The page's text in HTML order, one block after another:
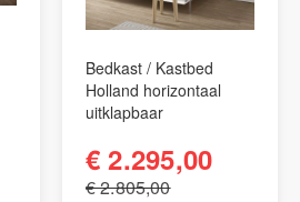
Bedkast / Kastbed
Holland horizontaal
uitklapbaar
€ 2.295,00
€ 2.805,00